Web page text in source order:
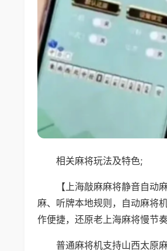
相关麻将玩法及特色;
【上海敲麻麻将静音自
麻、听牌本地规则，自动麻将
作便捷，还原老上海麻将慢节
普通麻将机支持山西太原